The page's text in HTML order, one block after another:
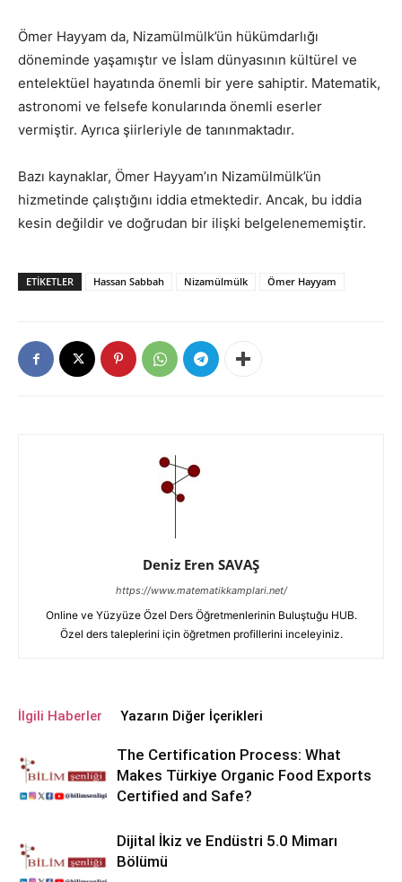
Ömer Hayyam da, Nizamülmülk’ün hükümdarlığı
döneminde yaşamıştır ve İslam dünyasının kültürel ve
entelektüel hayatında önemli bir yere sahiptir. Matematik,
astronomi ve felsefe konularında önemli eserler
vermiştir. Ayrıca şiirleriyle de tanınmaktadır.
Bazı kaynaklar, Ömer Hayyam’ın Nizamülmülk’ün
hizmetinde çalıştığını iddia etmektedir. Ancak, bu iddia
kesin değildir ve doğrudan bir ilişki belgelenememiştir.
ETIKETLER Hassan Sabbah Nizamülmülk Ömer Hayyam
Deniz Eren SAVAŞ
https://www.matematikkamplari.net/
Online ve Yüzyüze Özel Ders Öğretmenlerinin Buluştuğu HUB.
Özel ders taleplerini için öğretmen profillerini inceleyiniz.
İlgili Haberler Yazarın Diğer İçerikleri
The Certification Process: What
Makes Türkiye Organic Food Exports
Certified and Safe?
Dijital İkiz ve Endüstri 5.0 Mimarı
Bölümü